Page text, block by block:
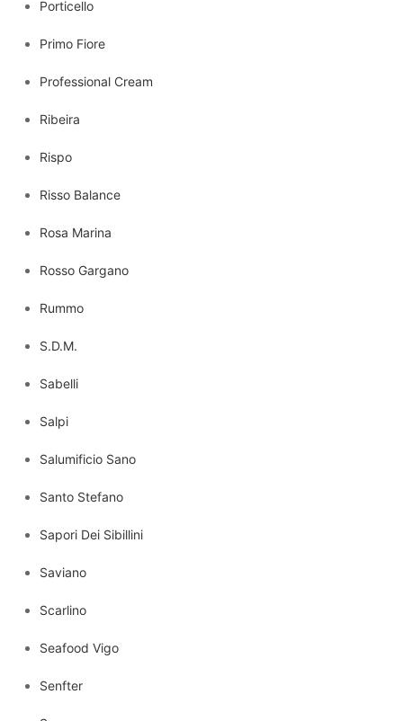
Porticello
Primo Fiore
Professional Cream
Ribeira
Rispo
Risso Balance
Rosa Marina
Rosso Gargano
Rummo
S.D.M.
Sabelli
Salpi
Salumificio Sano
Santo Stefano
Sapori Dei Sibillini
Saviano
Scarlino
Seafood Vigo
Senfter